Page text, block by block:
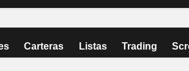
Carteras Listas Trading